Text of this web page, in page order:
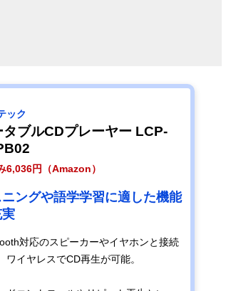
ック
タブルCDプレーヤー LCP-
6,036円（Amazon）
ニングや語学学習に適した機能
対応のスピーカーやイヤホンと接続
ワイヤレスでCD再生が可能。